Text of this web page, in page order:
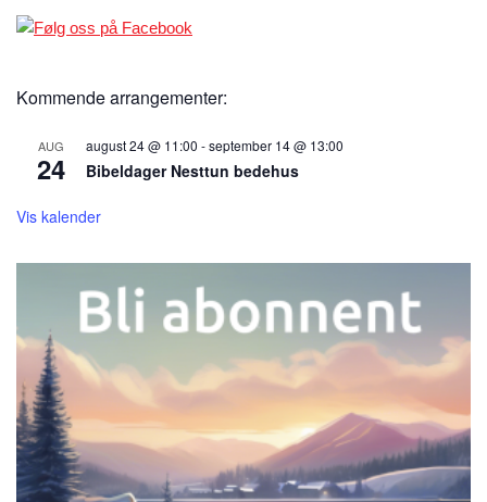
Kommende arrangementer:
AUG
24
august 24 @ 11:00 -september 14 @ 13:00
Bibeldager Nesttun bedehus
Vis kalender